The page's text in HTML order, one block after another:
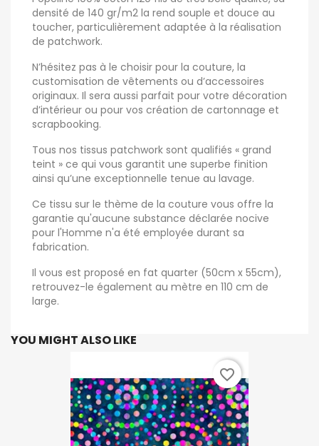
densité de 140 gr/m2 la rend souple et douce au
toucher, particulièrement adaptée à la réalisation
de patchwork.
N’hésitez pas à le choisir pour la couture, la
customisation de vêtements ou d’accessoires
originaux. Il sera aussi parfait pour votre décoration
d’intérieur ou pour vos création de cartonnage et
scrapbooking.
Tous nos tissus patchwork sont qualifiés « grand
teint » ce qui vous garantit une superbe finition
ainsi qu’une exceptionnelle tenue au lavage.
Ce tissu sur le thème de la couture vous offre la
garantie qu'aucune substance déclarée nocive
pour l'Homme n'a été employée durant sa
fabrication.
Il vous est proposé en fat quarter (50cm x 55cm),
retrouvez-le également au mètre en 110 cm de
large.
YOU MIGHT ALSO LIKE
favorite_border